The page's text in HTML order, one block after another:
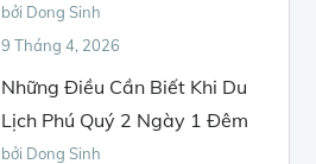
bởi Dong Sinh
9 Tháng 4, 2026
Những Điều Cần Biết Khi Du
Lịch Phú Quý 2 Ngày 1 Đêm
bởi Dong Sinh